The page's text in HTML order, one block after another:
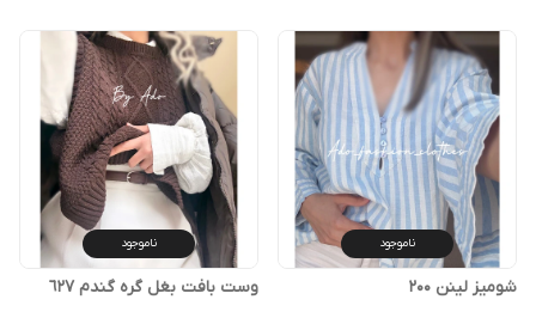
ناموجود
شومیز لینن 200
ناموجود
وست بافت بغل گره گندم ٦٢٧